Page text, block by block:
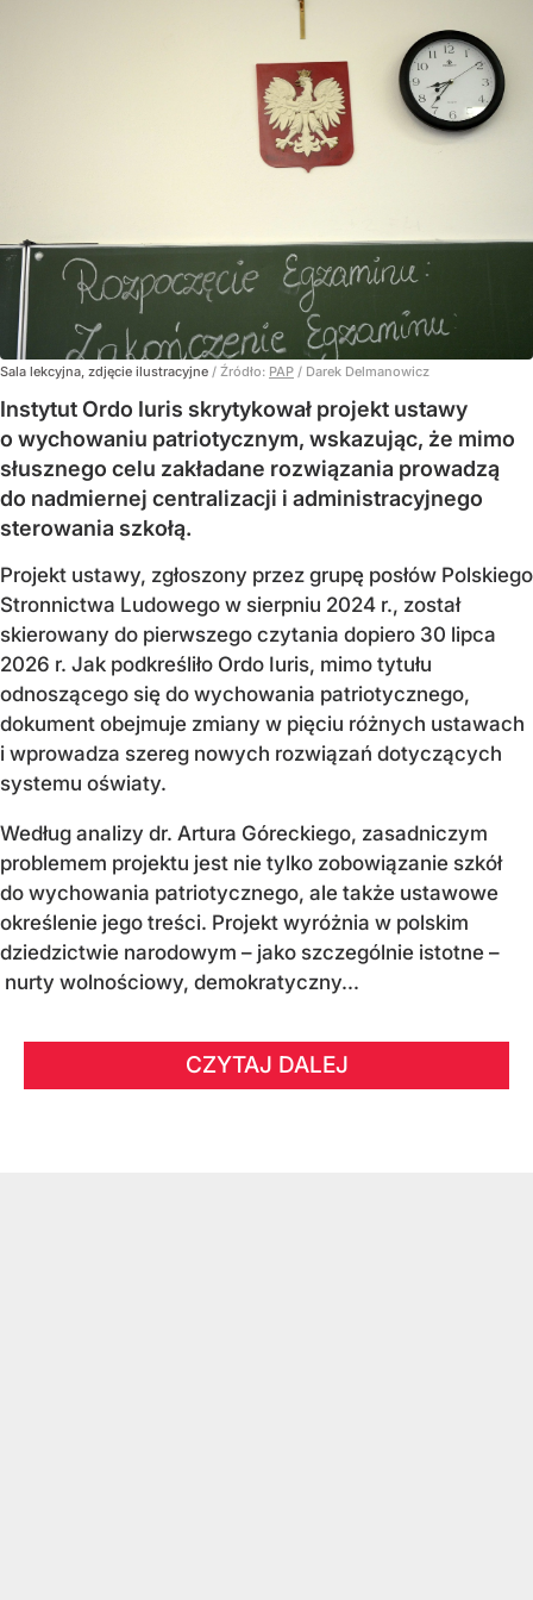
Sala lekcyjna, zdjęcie ilustracyjne / Źródło: PAP / Darek Delmanowicz
Instytut Ordo Iuris skrytykował projekt ustawy
o wychowaniu patriotycznym, wskazując, że mimo
słusznego celu zakładane rozwiązania prowadzą
do nadmiernej centralizacji i administracyjnego
sterowania szkołą.
Projekt ustawy, zgłoszony przez grupę posłów Polskiego
Stronnictwa Ludowego w sierpniu 2024 r., został
skierowany do pierwszego czytania dopiero 30 lipca
2026 r. Jak podkreśliło Ordo Iuris, mimo tytułu
odnoszącego się do wychowania patriotycznego,
dokument obejmuje zmiany w pięciu różnych ustawach
i wprowadza szereg nowych rozwiązań dotyczących
systemu oświaty.
Według analizy dr. Artura Góreckiego, zasadniczym
problemem projektu jest nie tylko zobowiązanie szkół
do wychowania patriotycznego, ale także ustawowe
określenie jego treści. Projekt wyróżnia w polskim
dziedzictwie narodowym – jako szczególnie istotne –
nurty wolnościowy, demokratyczny...
CZYTAJ DALEJ